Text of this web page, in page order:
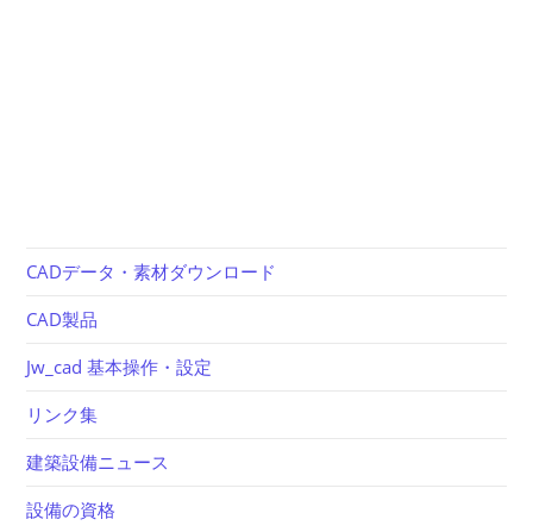
CADデータ・素材ダウンロード
CAD製品
Jw_cad 基本操作・設定
リンク集
建築設備ニュース
設備の資格